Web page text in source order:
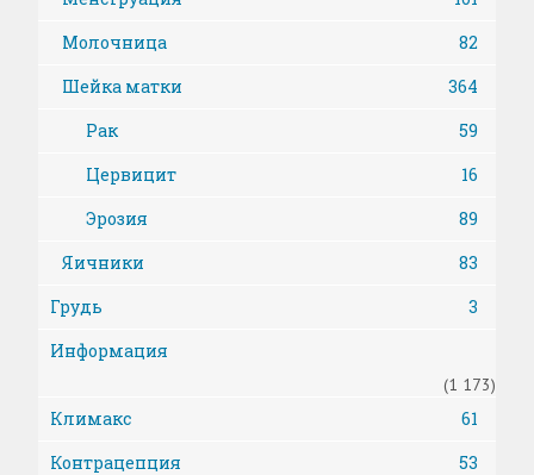
Молочница
82
Шейка матки
364
Рак
59
Цервицит
16
Эрозия
89
Яичники
83
Грудь
3
Информация
(1 173)
Климакс
61
Контрацепция
53